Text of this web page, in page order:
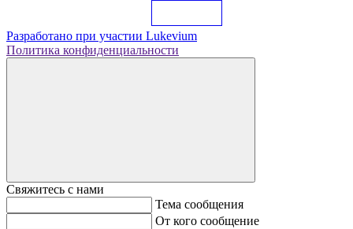
Разработано при участии Lukevium
Политика конфиденциальности
Свяжитесь с нами
Тема сообщения
От кого сообщение